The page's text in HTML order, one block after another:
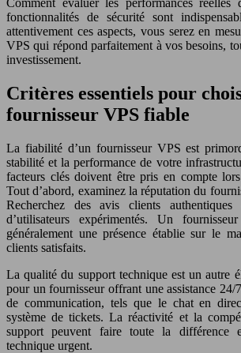
fonctionnalités de sécurité sont
attentivement ces aspects, vous serez en
VPS qui répond parfaitement à vos besoins,
investissement.
Critères essentiels pour
fournisseur VPS fiable
La fiabilité d’un fournisseur VPS est
stabilité et la performance de votre
facteurs clés doivent être pris en compte
Tout d’abord, examinez la réputation du
Recherchez des avis clients authentiques
d’utilisateurs expérimentés. Un
généralement une présence établie sur le
clients satisfaits.
La qualité du support technique est un autre
pour un fournisseur offrant une assistance 24/
de communication, tels que le chat en
système de tickets. La réactivité et la
support peuvent faire toute la différence
technique urgent.